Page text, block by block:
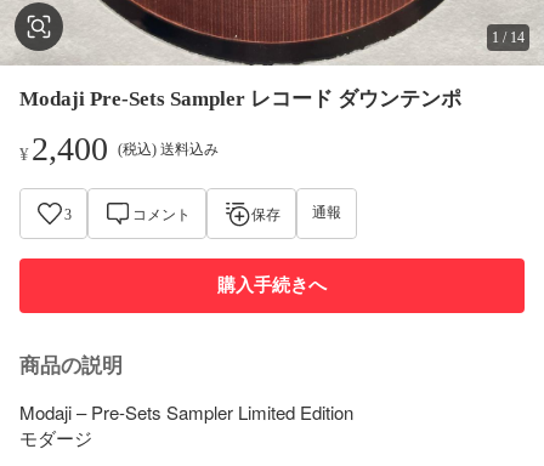
1 / 14
Modaji Pre-Sets Sampler レコード ダウンテンポ
¥2,400 (税込) 送料込み
3 コメント 保存 通報
購入手続きへ
商品の説明
Modaji – Pre-Sets Sampler Limited Edition
モダージ